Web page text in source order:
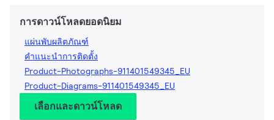
การดาวน์โหลดยอดนิยม
แผ่นพับผลิตภัณฑ์
คำแนะนำการติดตั้ง
Product-Photographs-911401549345_EU
Product-Diagrams-911401549345_EU
เลือกและดาวน์โหลด